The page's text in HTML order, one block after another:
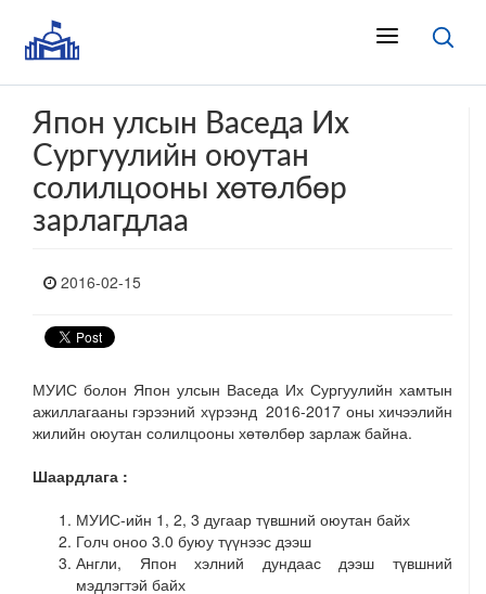
Япон улсын Васеда Их
Сургуулийн оюутан
солилцооны хөтөлбөр
зарлагдлаа
2016-02-15
МУИС болон Япон улсын Васеда Их Сургуулийн хамтын
ажиллагааны гэрээний хүрээнд 2016-2017 оны хичээлийн
жилийн оюутан солилцооны хөтөлбөр зарлаж байна.
Шаардлага :
МУИС-ийн 1, 2, 3 дугаар түвшний оюутан байх
Голч оноо 3.0 буюу түүнээс дээш
Англи, Япон хэлний дундаас дээш түвшний
мэдлэгтэй байх